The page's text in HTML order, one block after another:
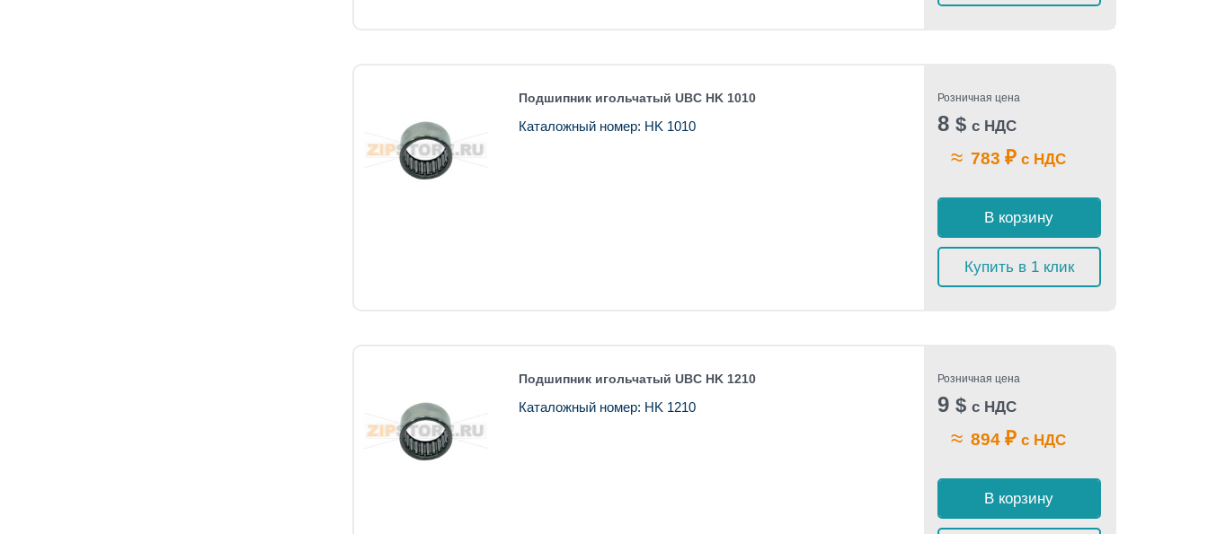
Подшипник игольчатый UBC HK 1010
Каталожный номер: HK 1010
Розничная цена
8 $ с НДС
≈ 783 ₽с НДС
В корзину
Купить в 1 клик
Подшипник игольчатый UBC HK 1210
Каталожный номер: HK 1210
Розничная цена
9 $ с НДС
≈ 894 ₽с НДС
В корзину